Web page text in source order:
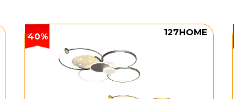
40% 127HOME